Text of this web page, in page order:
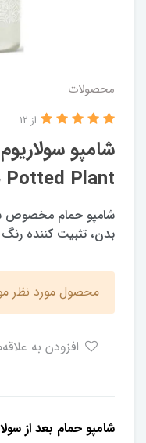
محصولات
Potted Plant حجم 500 میل
از 12
شامپو حمام مخصوص
بدن، تثبیت کننده رنگ
محصول مورد نظر
شامپو حمام بعد از